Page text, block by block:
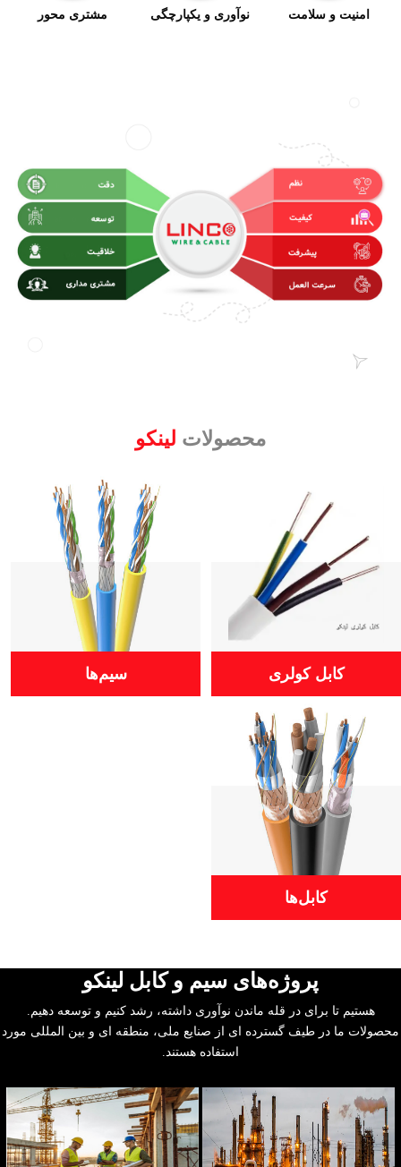
امنیت و سلامت نوآوری و یکپارچگی مشتری محور
محصولات لینکو
کابل کولری سیم‌ها
کابل‌ها
پروژه‌های سیم و کابل لینکو
هستیم تا برای در قله ماندن نوآوری داشته، رشد کنیم و توسعه دهیم.
محصولات ما در طیف گسترده ای از صنایع ملی، منطقه ای و بین المللی مورد
استفاده هستند.